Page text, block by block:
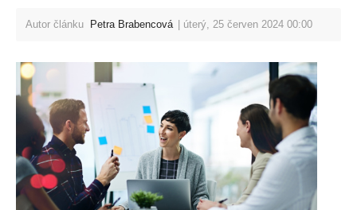
Autor článku Petra Brabencová úterý, 25 červen 2024 00:00